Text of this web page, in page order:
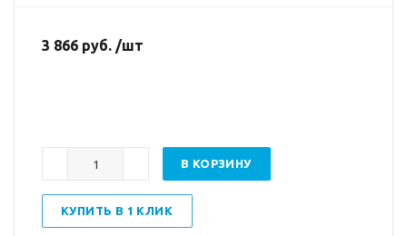
3 866 руб. /шт
В КОРЗИНУ
КУПИТЬ В 1 КЛИК